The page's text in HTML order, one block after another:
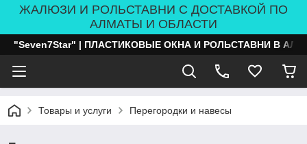
ЖАЛЮЗИ И РОЛЬСТАВНИ С ДОСТАВКОЙ ПО
АЛМАТЫ И ОБЛАСТИ
"Seven7Star" | ПЛАСТИКОВЫЕ ОКНА И РОЛЬСТАВНИ В
Товары и услуги Перегородки и навесы